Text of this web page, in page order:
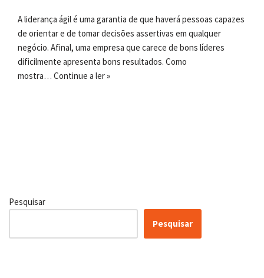
A liderança ágil é uma garantia de que haverá pessoas capazes
de orientar e de tomar decisões assertivas em qualquer
negócio. Afinal, uma empresa que carece de bons líderes
dificilmente apresenta bons resultados. Como
mostra… Continue a ler »
Pesquisar
Pesquisar